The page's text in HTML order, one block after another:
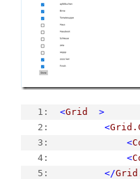
   1:
<Grid
>
   2:
<
   3:
<
   4:
<
   5:
</